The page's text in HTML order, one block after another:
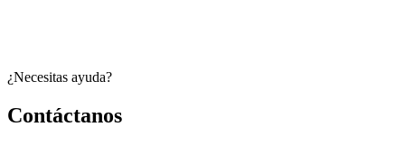
¿Necesitas ayuda?
Contáctanos